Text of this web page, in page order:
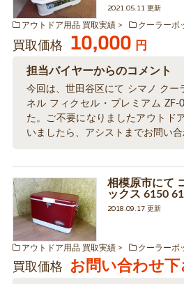
2021.05.11 更新
アウトドア用品 買取実績
クーラーボ
買取価格 10,000 円
担当バイヤーからのコメント
今回は、世田谷区にて シマノ クー
ネル フィクセル・プレミアム ZF-
た。ご不要になりましたアウトド
いましたら、アシストまでお問い合
相模原市にて
ックス 6150
2018.09.17 更新
アウトドア用品 買取実績 クーラーボ
買取価格 お問い合わせ下